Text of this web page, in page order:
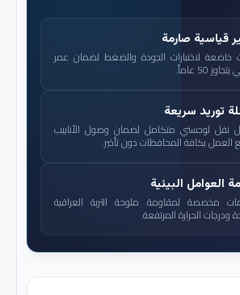
قياسية صارمة
خاضعة لاختبارات الجودة والضغط لضمان عمر
50 عاماً.
توريد سريعة
نقل لوجستي متكامل لضمان وصول الأنابيب
العمل بكافة المحافظات دون تأخير.
العوامل البيئية
مخصصة لمقاومة ملوحة التربة العراقية
ودرجات الحرارة المرتفعة.